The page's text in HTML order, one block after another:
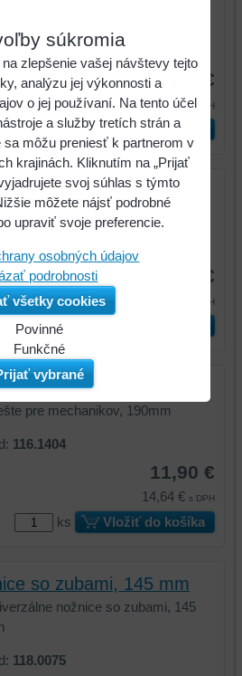
116.1401
7,65 €
9,41 €s DPH
ks Vložiť do košíka
280mm
pre mechanikov, 280mm
116.1403
9,16 €
s DPH
ks
190mm
pre mechanikov, 190mm
116.1404
11,90 €
14,64 € s DPH
ks Vložiť do košíka
so zubami, 145 mm
nožnice so zubami, 145
118.0075
súkromia
zlepšenie vašej návštevy tejto
analýzu jej výkonnosti a
o jej používaní. Na tento účel
a služby tretích strán a
sa môžu preniesť k partnerom v
krajinách. Kliknutím na „Prijať
svoj súhlas s týmto
môžete nájsť podrobné
upraviť svoje preferencie.
osobných údajov
podrobnosti
všetky cookies
Povinné
Funkčné
vybrané